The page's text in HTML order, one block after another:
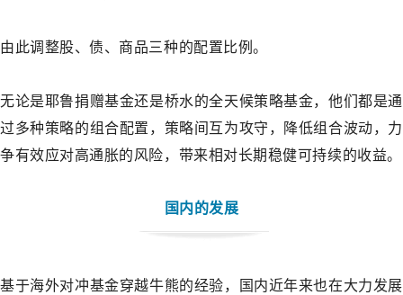
由此调整股、债、商品三种的配置比例。
无论是耶鲁捐赠基金还是桥水的全天候策略基金，他们都是通
过多种策略的组合配置，策略间互为攻守，降低组合波动，力
争有效应对高通胀的风险，带来相对长期稳健可持续的收益。
国内的发展
基于海外对冲基金穿越牛熊的经验，国内近年来也在大力发展